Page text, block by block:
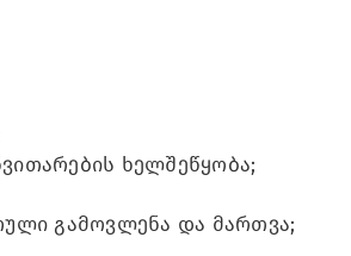
ხელშეწყობა;
გამოვლენა და მართვა;